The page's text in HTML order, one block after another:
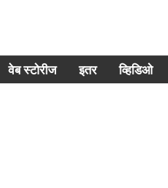
वेब स्टोरीज इतर व्हिडिओ